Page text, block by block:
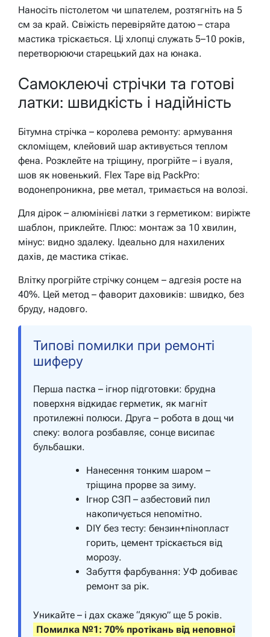
Наносіть пістолетом чи шпателем, розтягніть на 5
см за край. Свіжість перевіряйте датою – стара
мастика тріскається. Ці хлопці служать 5–10 років,
перетворюючи старецький дах на юнака.
Самоклеючі стрічки та готові
латки: швидкість і надійність
Бітумна стрічка – королева ремонту: армування
скломіщем, клейовий шар активується теплом
фена. Розклейте на тріщину, прогрійте – і вуаля,
шов як новенький. Flex Tape від PackPro:
водонепроникна, рве метал, тримається на волозі.
Для дірок – алюмінієві латки з герметиком: виріжте
шаблон, приклейте. Плюс: монтаж за 10 хвилин,
мінус: видно здалеку. Ідеально для нахилених
дахів, де мастика стікає.
Влітку прогрійте стрічку сонцем – адгезія росте на
40%. Цей метод – фаворит даховиків: швидко, без
бруду, надовго.
Типові помилки при ремонті
шиферу
Перша пастка – ігнор підготовки: брудна
поверхня відкидає герметик, як магніт
протилежні полюси. Друга – робота в дощ чи
спеку: волога розбавляє, сонце висипає
бульбашки.
Нанесення тонким шаром –
тріщина прорве за зиму.
Ігнор СЗП – азбестовий пил
накопичується непомітно.
DIY без тесту: бензин+пінопласт
горить, цемент тріскається від
морозу.
Забуття фарбування: УФ добиває
ремонт за рік.
Уникайте – і дах скаже “дякую” ще 5 років.
Помилка №1: 70% протікань від неповної